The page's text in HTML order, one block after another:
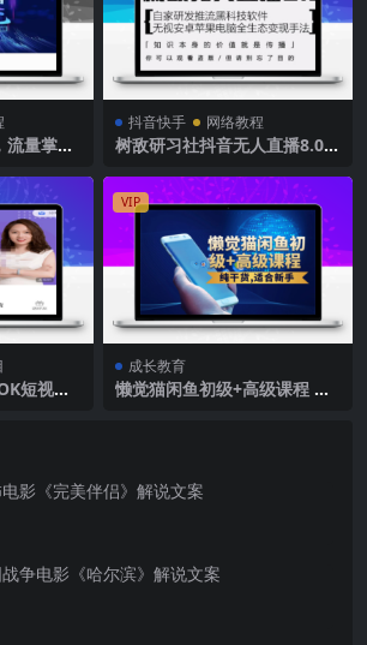
流量掌控
抖音快手 网络教程
树敌研习社抖音无人直播8.0，
短视频
VIP
成长教育
懒觉猫闲鱼初级+高级课程 副
影《完美伴侣》解说文案
争电影《哈尔滨》解说文案